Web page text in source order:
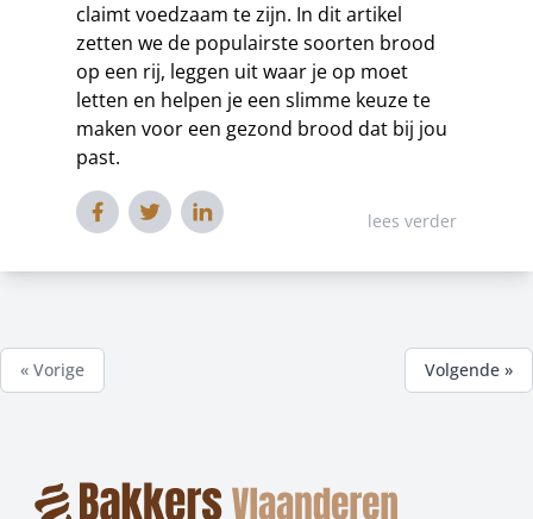
claimt voedzaam te zijn. In dit artikel
zetten we de populairste soorten brood
op een rij, leggen uit waar je op moet
letten en helpen je een slimme keuze te
maken voor een gezond brood dat bij jou
past.
lees verder
« Vorige Volgende »